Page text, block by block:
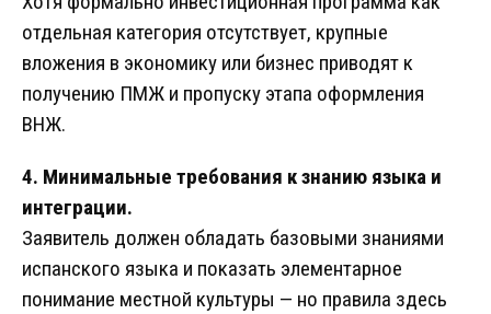
отдельная категория отсутствует, крупные
вложения в экономику или бизнес приводят к
получению ПМЖ и пропуску этапа оформления
ВНЖ.
4. Минимальные требования к знанию языка и
интеграции.
Заявитель должен обладать базовыми знаниями
испанского языка и показать элементарное
понимание местной культуры — но правила здесь